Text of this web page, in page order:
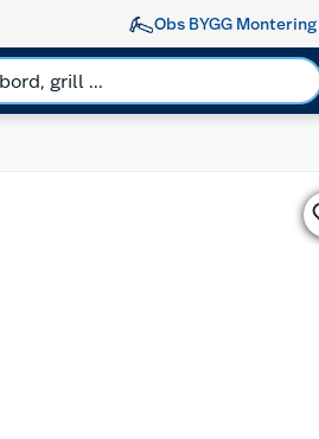
Obs BYGG Montering